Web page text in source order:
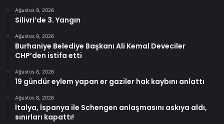
Ağustos 9, 2026
Silivri’de 3. Yangın
Ağustos 9, 2026
Burhaniye Belediye Başkanı Ali Kemal Deveciler
CHP’den istifa etti
Ağustos 8, 2026
19 gündür eylem yapan er gaziler hak kaybını anlattı
Ağustos 8, 2026
İtalya, İspanya ile Schengen anlaşmasını askıya aldı,
sınırları kapattı!